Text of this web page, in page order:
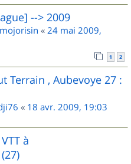
--> 2009
« 24 mai 2009,
1 2
Terrain , Aubevoye 27 :
« 18 avr. 2009, 19:03
à